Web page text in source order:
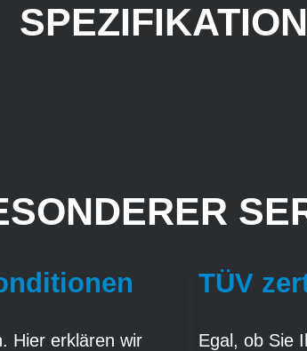
Hier erklären wir
TÜV
Egal, ob Sie